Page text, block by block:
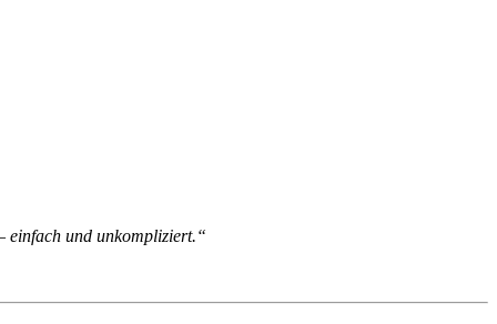
einfach und unkompliziert.“